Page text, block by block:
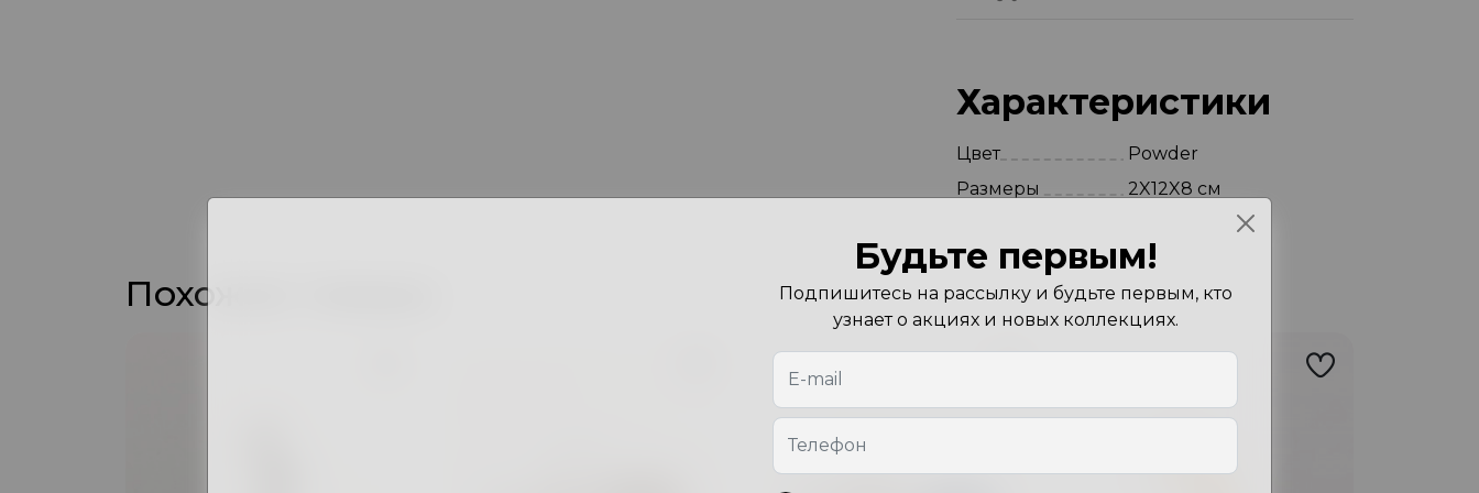
Характеристики
Цвет
Powder
Размеры
2X12X8 см
Похожие товары
Будьте первым!
Подпишитесь на рассылку и будьте первым, кто
узнает о акциях и новых коллекциях.